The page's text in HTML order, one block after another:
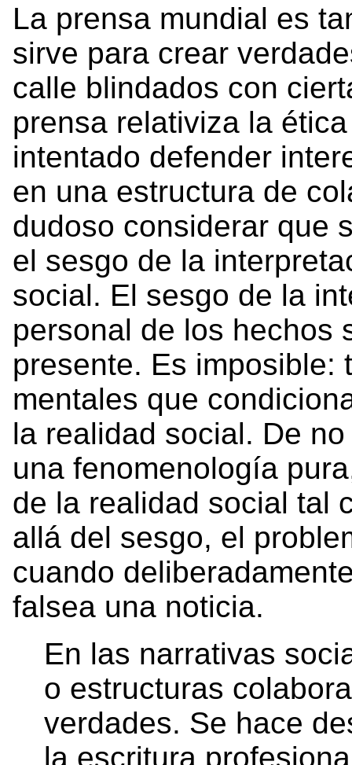
La prensa mundial es
sirve para crear
calle blindados con
prensa relativiza la
intentado defender
en una estructura de
dudoso considerar que
el sesgo de la
social. El sesgo de la
personal de los hechos
presente. Es imposible:
mentales que
la realidad social. De
una fenomenología
de la realidad social tal
allá del sesgo, el
cuando
falsea una noticia.
En las narrativas
o estructuras
verdades. Se hace
la escritura